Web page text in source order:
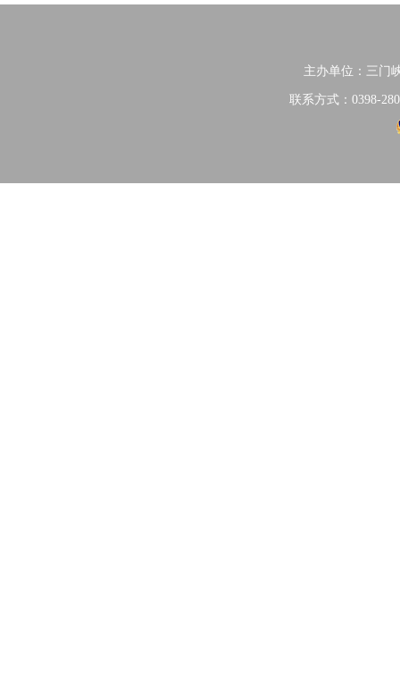
主办单位：三门
联系方式：0398-